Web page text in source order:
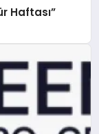
Haftası”